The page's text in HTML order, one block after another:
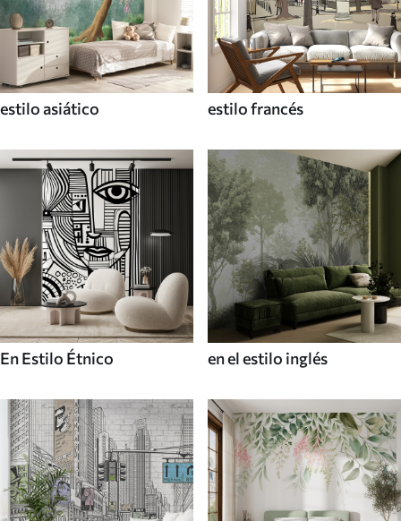
estilo asiático estilo francés
En Estilo Étnico en el estilo inglés